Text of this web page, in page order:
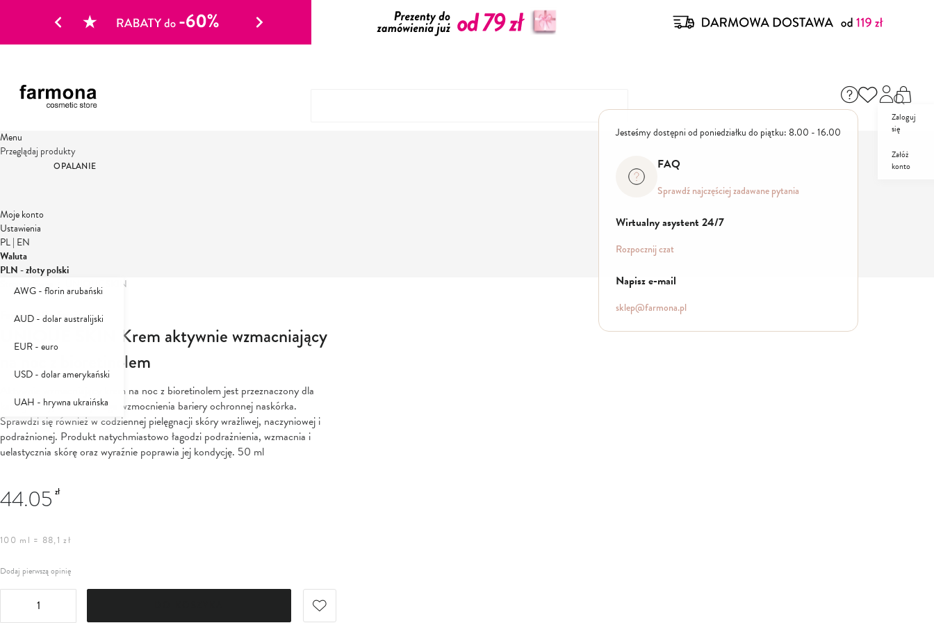
Jesteśmy dostępni od poniedziałku do piątku: 8.00 - 16.00
FAQ
Sprawdź najczęściej zadawane pytania
Wirtualny asystent 24/7
Rozpocznij czat
Napisz e-mail
sklep@farmona.pl
Zaloguj
się
Załóż
konto
Menu
Przeglądaj produkty
OPALANIE
Moje konto
Ustawienia
PL| EN
Waluta
PLN - złoty polski
AWG - florin arubański
AUD - dolar australijski
EUR - euro
USD - dolar amerykański
UAH - hrywna ukraińska
Strona główna UNIQUE SKIN
Farmona Professional
UNIQUE SKIN Krem aktywnie wzmacniający
na noc z bioretinolem
Aktywnie wzmacniający krem na noc z bioretinolem jest przeznaczony dla
każdej skóry, która wymaga wzmocnienia bariery ochronnej naskórka.
Sprawdzi się również w codziennej pielęgnacji skóry wrażliwej, naczyniowej i
podrażnionej. Produkt natychmiastowo łagodzi podrażnienia, wzmacnia i
uelastycznia skórę oraz wyraźnie poprawia jej kondycję. 50 ml
44.05 zł
100 ml = 88,1 zł
Dodaj pierwszą opinię